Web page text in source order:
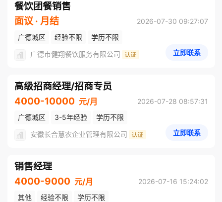
餐饮团餐销售
面议 · 月结
2026-07-30 09:27:07
广德城区
经验不限
学历不限
广德市健翔餐饮服务有限公司
立即联系
高级招商经理/招商专员
4000-10000 元/月
2026-07-28 08:57:31
广德城区
3-5年经验
学历不限
安徽长合慧农企业管理有限公司
立即联系
销售经理
4000-9000 元/月
2026-07-16 15:24:02
其他
经验不限
学历不限